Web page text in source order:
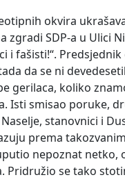
okvira
zgradi SDP-a u Ulici
i fašisti!“.
da se ni
gerilaca, koliko
Isti smisao poruke,
stanovnici i
prema
nepoznat netko,
Pridružio se tako